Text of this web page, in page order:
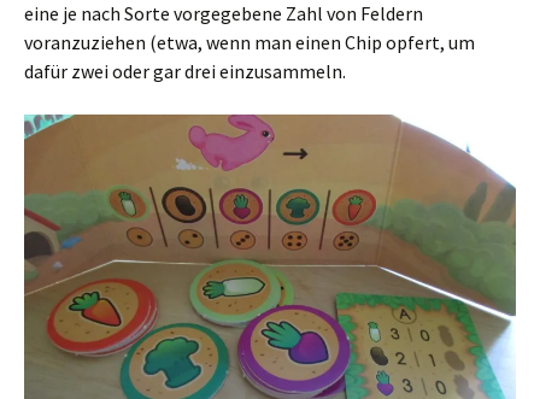
eine je nach Sorte vorgegebene Zahl von Feldern
voranzuziehen (etwa, wenn man einen Chip opfert, um
dafür zwei oder gar drei einzusammeln.